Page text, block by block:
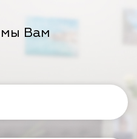
мы Вам